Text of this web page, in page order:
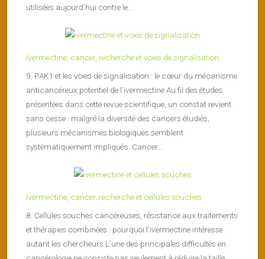
utilisées aujourd’hui contre le...
Ivermectine, cancer, recherche et voies de signalisation
9. PAK1 et les voies de signalisation : le cœur du mécanisme
anticancéreux potentiel de l’ivermectine Au fil des études
présentées dans cette revue scientifique, un constat revient
sans cesse : malgré la diversité des cancers étudiés,
plusieurs mécanismes biologiques semblent
systématiquement impliqués. Cancer...
Ivermectine, cancer, recherche et cellules souches
8. Cellules souches cancéreuses, résistance aux traitements
et thérapies combinées : pourquoi l’ivermectine intéresse
autant les chercheurs L’une des principales difficultés en